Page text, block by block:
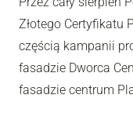
Złotego Certyfikatu
częścią kampanii
fasadzie Dworca
fasadzie centrum